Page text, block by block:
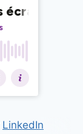
LinkedIn